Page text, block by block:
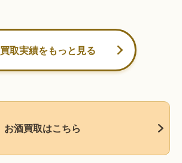
買取実績をもっと見る
お酒買取はこちら